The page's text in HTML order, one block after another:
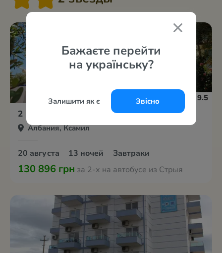
Бажаєте перейти
на українську?
Залишити як є Звісно 9.5
2
Албания, Ксамил
20 августа 13 ночей Завтраки
130 896 грн за 2-х на автобусе из Стрыя